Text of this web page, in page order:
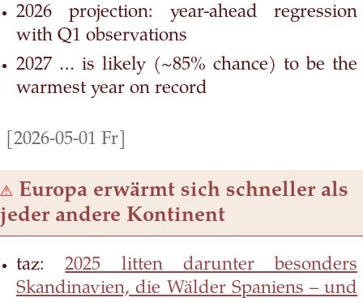
2026 projection: year-ahead regression
with Q1 observations
2027 … is likely (~85% chance) to be the
warmest year on record
[2026-05-01 Fr]
⚠ Europa erwärmt sich schneller als
jeder andere Kontinent
taz:2025 litten darunter besonders
Skandinavien, die Wälder Spaniens – und